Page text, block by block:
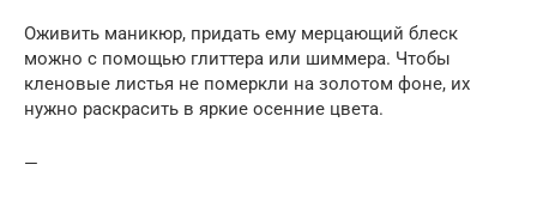
Оживить маникюр, придать ему мерцающий блеск
можно с помощью глиттера или шиммера. Чтобы
кленовые листья не померкли на золотом фоне, их
нужно раскрасить в яркие осенние цвета.
—